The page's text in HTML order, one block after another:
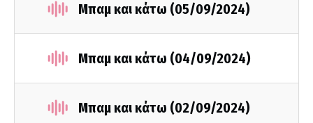
Μπαμ και κάτω (05/09/2024)
Μπαμ και κάτω (04/09/2024)
Μπαμ και κάτω (02/09/2024)